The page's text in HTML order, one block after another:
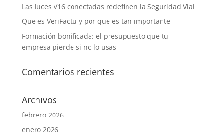
Las luces V16 conectadas redefinen la Seguridad Vial
Que es VeriFactu y por qué es tan importante
Formación bonificada: el presupuesto que tu
empresa pierde si no lo usas
Comentarios recientes
Archivos
febrero 2026
enero 2026